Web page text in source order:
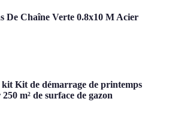
De Chaîne Verte 0.8x10 M Acier
Kit de démarrage de printemps
m² de surface de gazon